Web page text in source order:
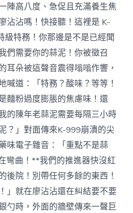
陣高八度、急促且充滿養生焦
沾沾嗎！快接聽！這裡是 K-
級特務！你那邊是不是已經聞
們需要你的蒜泥！你被徵召
耳朵被這聲音震得嗡嗡作響，
喊道：「特務？酸味？等等！
麵粉過度膨脹的焦慮味！還
的陳年老蒜泥需要每隔三小時
？」對面傳來K-999崩潰的尖
味電子雜音：「重點不是蒜
彎曲！**我們的推進器快沒紅
後院！別帶任何多餘的東西！
就在廖沾沾還在糾結要不要
勺時，外面的牆壁傳來一聲巨